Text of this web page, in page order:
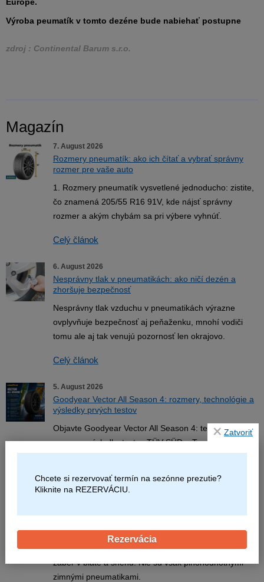
Výroba peumatík v tomto dezéne bude nabiehať postupne
zdroj : Continental Barum s.r.o.
Magazín
7. August 2026
Rozmery pneumatík: ako ich čítať a vybrať správny
rozmer pre vaše auto
1. Rozmery pneumatík vysvetlené jednoducho: zistite,
čo znamená 205/55 R16 91V, kde nájsť správny
rozmer a akým chybám sa pri výbere vyhnúť.
Celý článok
6. August 2026
Nesprávny tlak v pneumatikách: ako ničí dezén a
zhoršuje bezpečnosť
Nesprávny tlak vzduchu v pneumatikách výrazne
ovplyvňuje bezpečnosť aj peňaženku, mnohí vodiči
tomu ale aj tak venujú pozornosť len okrajovo.
Celý článok
5. August 2026
Goodyear Vector All Season 4: rozmery, technológie a
výsledky prvých testov
Objavte Goodyear Vector All Season 4: technológie,
rozmery, výsledky testov TÜV SÜD a Tyre Reviews aj
Celý článok
na Slovensku
Pneumatiky M+S (Mud + Snow) sú navrhnuté na lepší
záber v blate a snehu. Nie sú však plnohodnotnými
zimnými pneumatikami.
Zatvoriť
Chcete si rezervovať termín na sezónne prezutie?
Kliknite na REZERVÁCIU.
Rezervácia